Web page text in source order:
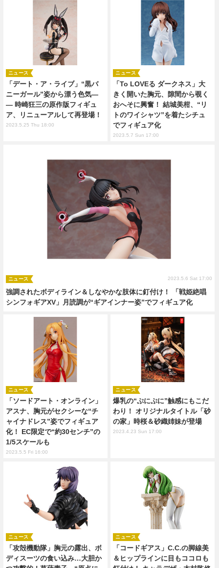
「デート・ア・ライブ」“黒バ
ニーガール”姿から漂う色気―
― 時崎狂三の原作版フィギュ
ア、リニューアルして再登場！
ニュース
2023.5.25 Thu 18:00
「To LOVEる ダークネス」大
きく開いた胸元、隙間から覗く
おへそに興奮！ 結城美柑、“リ
トのワイシャツ”を着たシチュ
でフィギュア化
ニュース
2023.5.7 Sun 17:00
強調されたボディライン＆しなやかな肢体に釘付け！ 「戦姫絶唱
シンフォギアXV」月読調が“ギアインナー姿”でフィギュア化
ニュース 2023.5.6 Sat 17:00
「ソードアート・オンライン」
アスナ、胸元がセクシーな“チ
ャイナドレス”姿でフィギュア
化！ EC限定で“約30センチ”の
1/5スケールも
ニュース
2023.5.5 Fri 16:00
爆乳の“ぷにぷに”触感にもこだ
わり！ オリジナルタイトル「砂
の家」時桜＆砂織姉妹が登場
ニュース
2023.4.23 Sun 17:00
「攻殻機動隊」胸元の露出、ボ
ディスーツの食い込み…大胆か
ニュース
「コードギアス」C.C.の脚線美
＆ヒップラインに目もココロも
ニュース